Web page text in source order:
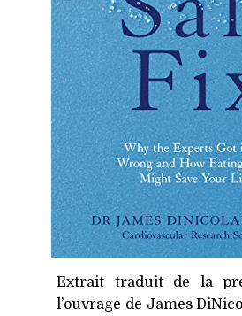
Extrait traduit de la
l’ouvrage de James